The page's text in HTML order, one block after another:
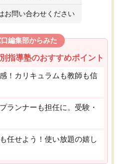
お問い合わせください
編集部からみた
指導塾のおすすめポイント
！カリキュラムも教師も信
ランナーも担任に。受験・
任せよう！使い放題の嬉し